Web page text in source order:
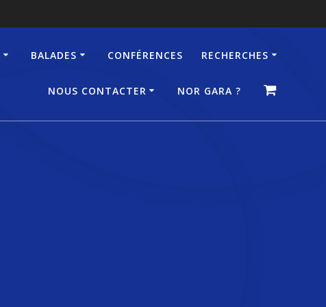
BALADES CONFÉRENCES RECHERCHES
NOUS CONTACTER NOR GARA ?